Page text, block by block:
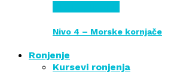
Nivo 4 – Morske kornjače
Ronjenje
Kursevi ronjenja